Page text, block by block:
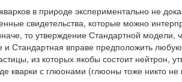
в природе экспериментально не
свидетельства, которые можно
то утверждение Стандартной
и Стандартная вправе предположить
из которых якобы состоит нейтрон,
кварки с глюонами (глюоны тоже никто